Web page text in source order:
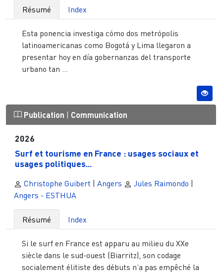
Résumé Index
Esta ponencia investiga cómo dos metrópolis
latinoamericanas como Bogotá y Lima llegaron a
presentar hoy en día gobernanzas del transporte
urbano tan ...
Publication | Communication
2026
Surf et tourisme en France : usages sociaux et
usages politiques...
Christophe Guibert | Angers Jules Raimondo |
Angers - ESTHUA
Résumé Index
Si le surf en France est apparu au milieu du XXe
siècle dans le sud-ouest (Biarritz), son codage
socialement élitiste des débuts n’a pas empêché la